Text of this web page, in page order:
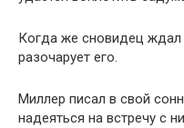
Когда же сновидец ждал
разочарует его.
Миллер писал в свой
надеяться на встречу с